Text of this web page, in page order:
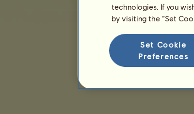
technologies. If you
by visiting the “Set
Set Cookie
Preferences